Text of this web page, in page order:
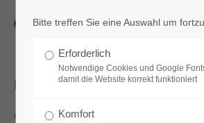
Natürliche Lüftung
Aus Energiespargründen
Bitte treffen Sie eine Auswahl um
Erforderlich
Notwendige Cookies und Google
damit die Website korrekt funktioniert
Komfort